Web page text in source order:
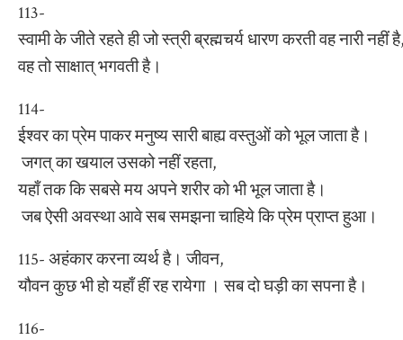
113-
स्वामी के जीते रहते ही जो स्त्री ब्रह्मचर्य धारण करती वह नारी नहीं है,
वह तो साक्षात् भगवती है।
114-
ईश्वर का प्रेम पाकर मनुष्य सारी बाह्य वस्तुओं को भूल जाता है।
जगत् का खयाल उसको नहीं रहता,
यहाँ तक कि सबसे मय अपने शरीर को भी भूल जाता है।
जब ऐसी अवस्था आवे सब समझना चाहिये कि प्रेम प्राप्त हुआ।
115- अहंकार करना व्यर्थ है। जीवन,
यौवन कुछ भी हो यहाँ हीं रह रायेगा । सब दो घड़ी का सपना है।
116-